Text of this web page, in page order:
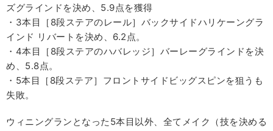
ズグラインドを決め、5.9点を獲得
・3本目［8段ステアのレール］バックサイドハリケーングラ
インド リバートを決め、6.2点。
・4本目［8段ステアのハバレッジ］バーレーグラインドを決
め、5.8点。
・5本目［8段ステア］フロントサイドビッグスピンを狙うも
失敗。
ウィニングランとなった5本目以外、全てメイク（技を決める